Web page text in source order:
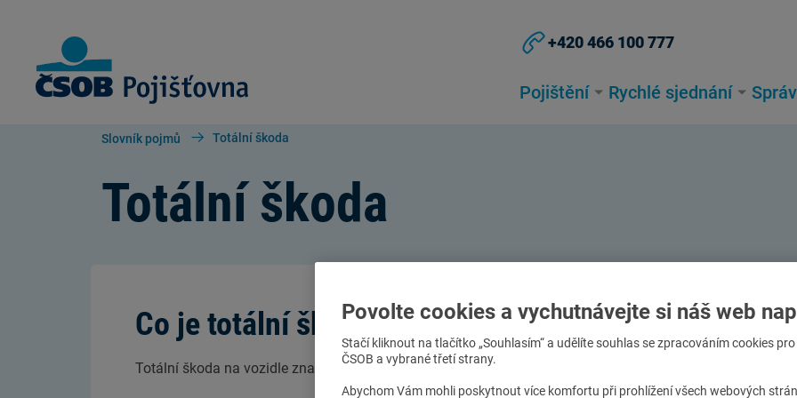
+420 466 100 777
Pojištění Rychlé sjednání
Slovník pojmů Totální škoda
Totální škoda
Co je totální škoda?
Totální škoda na vozidle znamená, že vozidlo už není možné opravit
Povolte cookies a vychutnávejte si náš web
Stačí kliknout na tlačítko „Souhlasím“ a udělíte souhlas se zpracováním cookies
ČSOB a vybrané třetí strany.
Abychom Vám mohli poskytnout více komfortu při prohlížení všech webových